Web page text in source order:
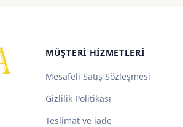
MÜŞTERI HIZMETLERI
Mesafeli Satış Sözleşmesi
Gizlilik Politikası
Teslimat ve iade